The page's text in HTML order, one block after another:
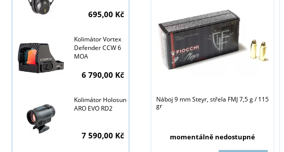
Náboj 9 mm Steyr, střela FMJ 7,5 g / 115
gr
momentálně nedostupné
695,00 Kč
Kolimátor Vortex
Defender CCW 6
MOA
6 790,00 Kč
Kolimátor Holosun
ARO EVO RD2
7 590,00 Kč